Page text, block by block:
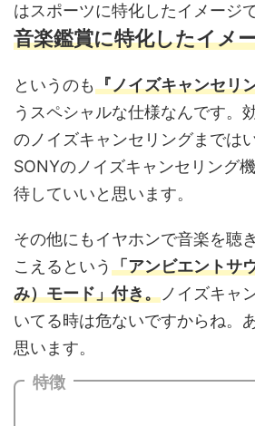
はスポーツに特化したイメージで
音楽鑑賞に特化したイメ
というのも『ノイズキャンセリ
うスペシャルな仕様なんです。
のノイズキャンセリングまでは
SONYのノイズキャンセリング
待していいと思います。
その他にもイヤホンで音楽を聴
こえるという「アンビエントサ
み）モード」付き。 ノイズキャ
いてる時は危ないですからね。
思います。
特徴